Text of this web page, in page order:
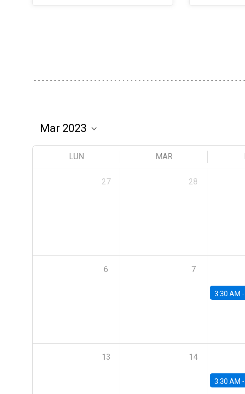
LUN MAR
27 28
6 7
3:30 AM -
13 14
3:30 AM -